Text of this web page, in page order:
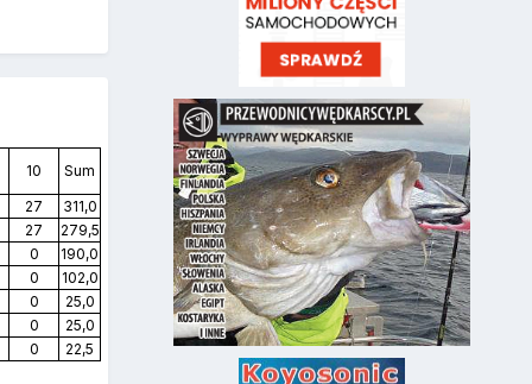
10
Sum
27
311,0
27
279,5
0
190,0
0
102,0
0
25,0
0
25,0
0 22,5